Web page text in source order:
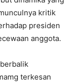
kritik
presiden
anggota.
terkesan